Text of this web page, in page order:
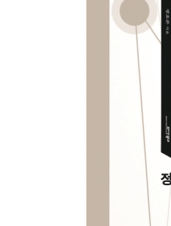
인공지능의 발
미래의 직업과
인간과 기계의
4. 세계화와 국제
세계화의 현실
기후문제 해결
지속 가능한 국
제3장 대한민
1. 기술 혁신과